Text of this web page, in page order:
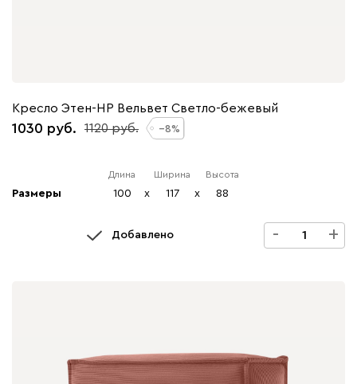
Кресло Этен-НР Вельвет Светло-бежевый
1030 1120 8
Размеры
Длина
100 x
Ширина
117 x
Высота
88
Добавлено - +